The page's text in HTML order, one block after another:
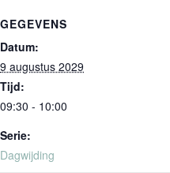
GEGEVENS
Datum:
9 augustus 2029
Tijd:
09:30 - 10:00
Serie:
Dagwijding